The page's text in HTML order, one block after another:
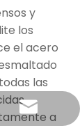
y
los
el acero
las
a